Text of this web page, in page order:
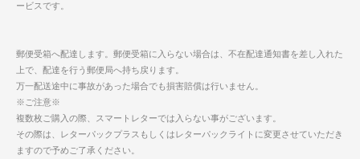
ービスです。
郵便受箱へ配達します。郵便受箱に入らない場合は、不在配達通知書を差し入れた
上で、配達を行う郵便局へ持ち戻ります。
万一配送途中に事故があった場合でも損害賠償は行いません。
※ご注意※
複数枚ご購入の際、スマートレターでは入らない事がございます。
その際は、レターパックプラスもしくはレターパックライトに変更させていただき
ますので予めご了承ください。